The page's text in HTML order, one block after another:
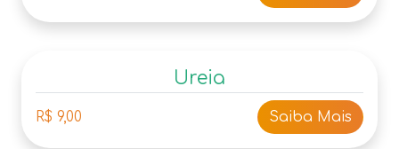
Ureia
R$ 9,00 Saiba Mais